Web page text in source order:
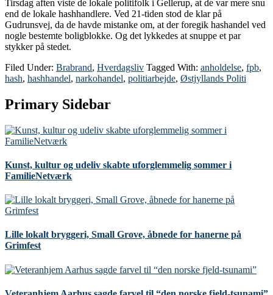
Tirsdag aften viste de lokale politifolk i Gellerup, at de var mere snu
end de lokale hashhandlere. Ved 21-tiden stod de klar på
Gudrunsvej, da de havde mistanke om, at der foregik hashandel ved
nogle bestemte boligblokke. Og det lykkedes at snuppe et par
stykker på stedet.
Filed Under: Brabrand, Hverdagsliv Tagged With: anholdelse, fpb,
hash, hashhandel, narkohandel, politiarbejde, Østjyllands Politi
Primary Sidebar
Kunst, kultur og udeliv skabte uforglemmelig sommer i
FamilieNetværk
Lille lokalt bryggeri, Small Grove, åbnede for hanerne på
Grimfest